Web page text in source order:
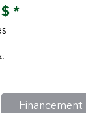
*
Financement